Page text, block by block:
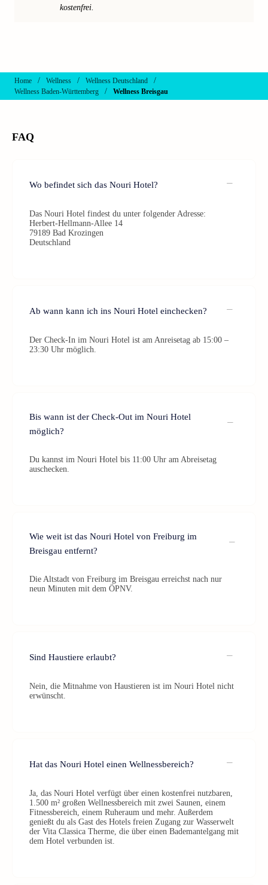
kostenfrei.
Home / Wellness / Wellness Deutschland /
Wellness Baden-Württemberg / Wellness Breisgau
FAQ
Wo befindet sich das Nouri Hotel?
Das Nouri Hotel findest du unter folgender Adresse:
Herbert-Hellmann-Allee 14
79189 Bad Krozingen
Deutschland
Ab wann kann ich ins Nouri Hotel einchecken?
Der Check-In im Nouri Hotel ist am Anreisetag ab 15:00 –
23:30 Uhr möglich.
Bis wann ist der Check-Out im Nouri Hotel
möglich?
Du kannst im Nouri Hotel bis 11:00 Uhr am Abreisetag
auschecken.
Wie weit ist das Nouri Hotel von Freiburg im
Breisgau entfernt?
Die Altstadt von Freiburg im Breisgau erreichst nach nur
neun Minuten mit dem ÖPNV.
Sind Haustiere erlaubt?
Nein, die Mitnahme von Haustieren ist im Nouri Hotel nicht
erwünscht.
Hat das Nouri Hotel einen Wellnessbereich?
Ja, das Nouri Hotel verfügt über einen kostenfrei nutzbaren,
1.500 m² großen Wellnessbereich mit zwei Saunen, einem
Fitnessbereich, einem Ruheraum und mehr. Außerdem
genießt du als Gast des Hotels freien Zugang zur Wasserwelt
der Vita Classica Therme, die über einen Bademantelgang mit
dem Hotel verbunden ist.